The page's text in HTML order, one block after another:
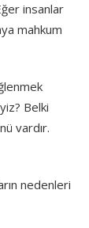
insanlar
mahkum
Belki
vardır.
nedenleri